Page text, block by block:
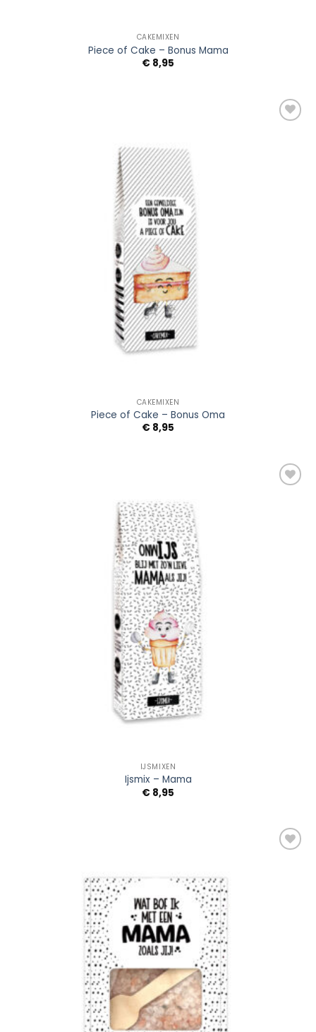
CAKEMIXEN
Piece of Cake – Bonus Mama
€ 8,95
CAKEMIXEN
Piece of Cake – Bonus Oma
€ 8,95
IJSMIXEN
Ijsmix – Mama
€ 8,95